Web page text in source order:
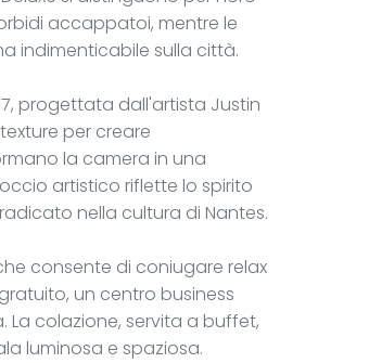
accappatoi, mentre le
indimenticabile sulla città.
progettata dall'artista Justin
per creare
la camera in una
artistico riflette lo spirito
nella cultura di Nantes.
consente di coniugare relax
un centro business
La colazione, servita a buffet,
luminosa e spaziosa.